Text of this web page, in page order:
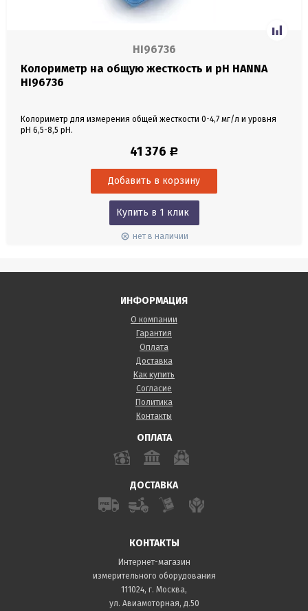
HI96736
Колориметр на общую жесткость и pH HANNA
HI96736
Колориметр для измерения общей жесткости 0-4,7 мг/л и уровня
pH 6,5-8,5 pH.
41 376 Р
Купить в 1 клик
нет в наличии
ИНФОРМАЦИЯ
О компании
Гарантия
Оплата
Доставка
Как купить
Согласие
Политика
Контакты
ОПЛАТА
ДОСТАВКА
КОНТАКТЫ
Интернет-магазин
измерительного оборудования
111024, г. Москва,
ул. Авиамоторная, д.50